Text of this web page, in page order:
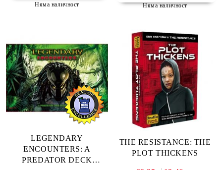
Няма наличност Няма наличност
LEGENDARY
ENCOUNTERS: A
PREDATOR DECK
THE RESISTANCE: THE
PLOT THICKENS